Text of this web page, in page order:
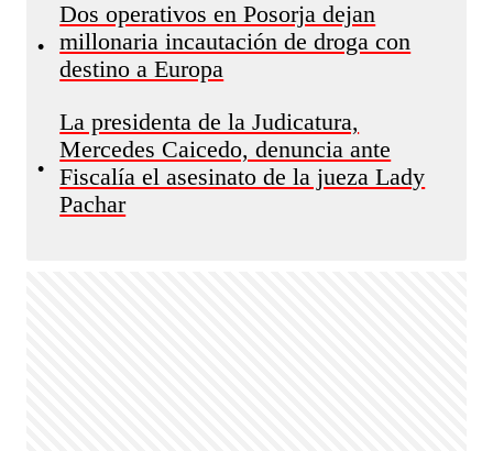
•
Dos operativos en Posorja dejan
millonaria incautación de droga con
destino a Europa
•
La presidenta de la Judicatura,
Mercedes Caicedo, denuncia ante
Fiscalía el asesinato de la jueza Lady
Pachar